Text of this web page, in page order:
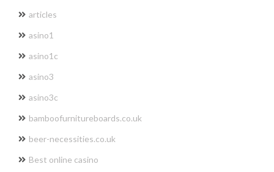
articles
asino1
asino1c
asino3
asino3c
bamboofurnitureboards.co.uk
beer-necessities.co.uk
Best online casino